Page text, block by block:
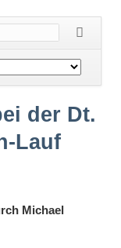
der Dt.
Lauf
Michael